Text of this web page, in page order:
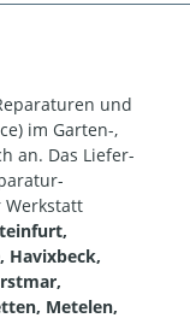
und
im Garten-,
an. Das Liefer-
Werkstatt
Havixbeck,
Metelen,